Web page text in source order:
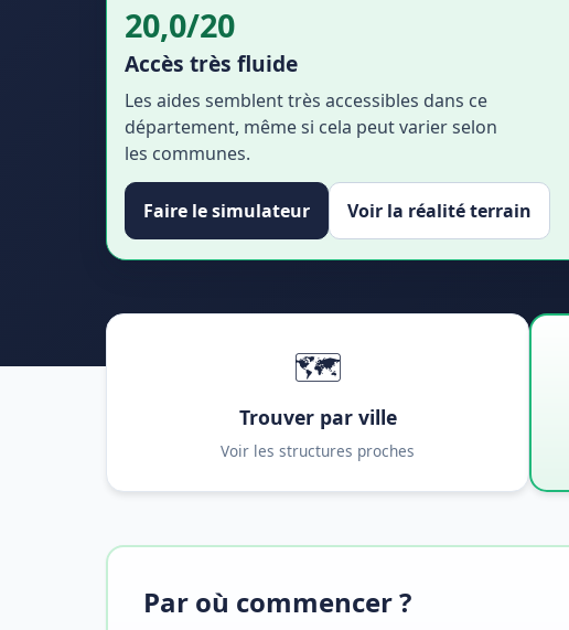
20,0/20
Accès très fluide
Les aides semblent très accessibles dans ce
département, même si cela peut varier selon
les communes.
Faire le simulateur Voir la réalité terrain
🗺️
Trouver par ville
Voir les structures proches
Par où commencer ?